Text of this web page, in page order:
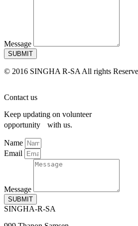
Message
SUBMIT
© 2016 SINGHA R-SA All rights
Contact us
Keep updating on volunteer
opportunity with us.
Name
Email
Message
SUBMIT
SINGHA-R-SA